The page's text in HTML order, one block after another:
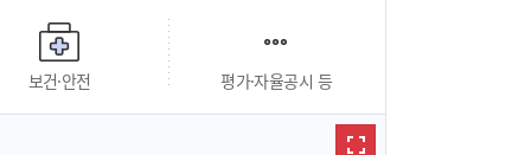
보건·안전 평가·자율공시 등